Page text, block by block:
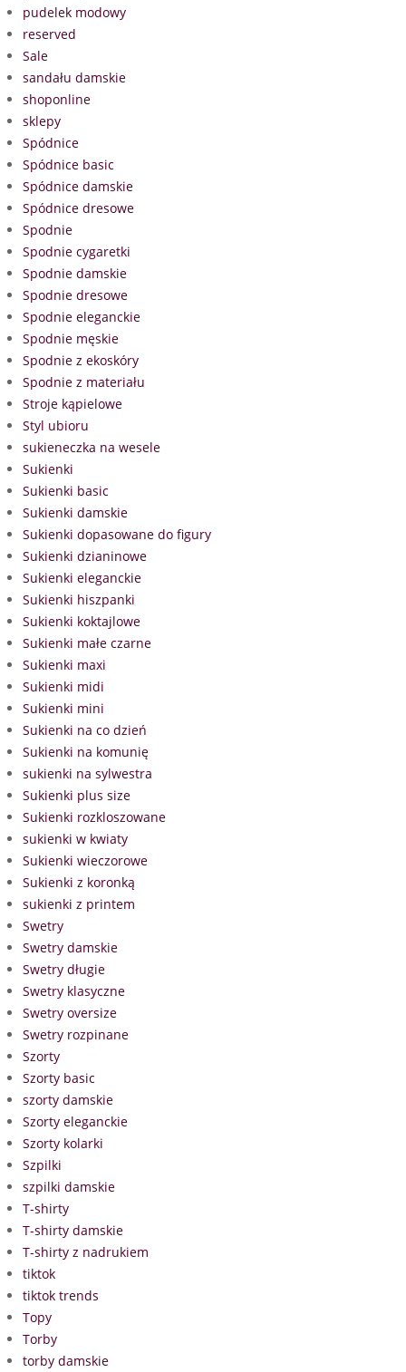
pudelek modowy
reserved
Sale
sandału damskie
shoponline
sklepy
Spódnice
Spódnice basic
Spódnice damskie
Spódnice dresowe
Spodnie
Spodnie cygaretki
Spodnie damskie
Spodnie dresowe
Spodnie eleganckie
Spodnie męskie
Spodnie z ekoskóry
Spodnie z materiału
Stroje kąpielowe
Styl ubioru
sukieneczka na wesele
Sukienki
Sukienki basic
Sukienki damskie
Sukienki dopasowane do figury
Sukienki dzianinowe
Sukienki eleganckie
Sukienki hiszpanki
Sukienki koktajlowe
Sukienki małe czarne
Sukienki maxi
Sukienki midi
Sukienki mini
Sukienki na co dzień
Sukienki na komunię
sukienki na sylwestra
Sukienki plus size
Sukienki rozkloszowane
sukienki w kwiaty
Sukienki wieczorowe
Sukienki z koronką
sukienki z printem
Swetry
Swetry damskie
Swetry długie
Swetry klasyczne
Swetry oversize
Swetry rozpinane
Szorty
Szorty basic
szorty damskie
Szorty eleganckie
Szorty kolarki
Szpilki
szpilki damskie
T-shirty
T-shirty damskie
T-shirty z nadrukiem
tiktok
tiktok trends
Topy
Torby
torby damskie